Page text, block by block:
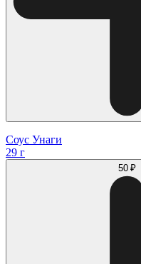
Соус Унаги
29 г
50 ₽